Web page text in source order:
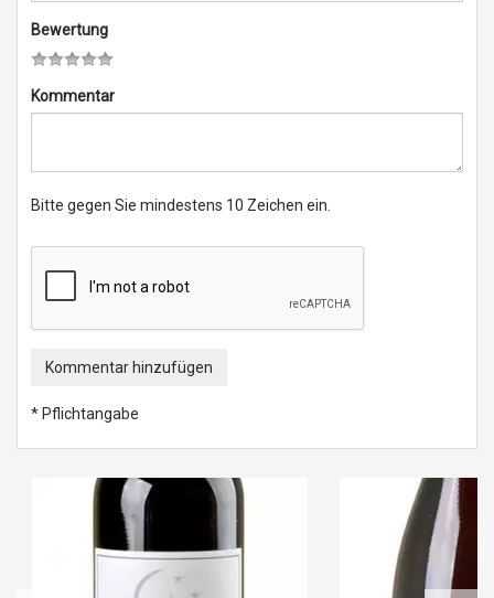
Bewertung
Kommentar
Bitte gegen Sie mindestens 10 Zeichen ein.
Kommentar hinzufügen
* Pflichtangabe